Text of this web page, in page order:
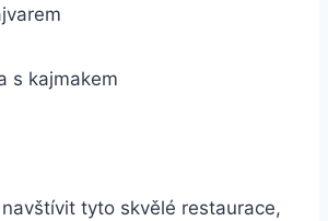
s kajmakem
tyto skvělé restaurace,